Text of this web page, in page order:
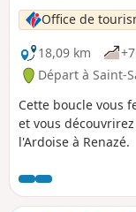
Office de
18,09 km
Départ à Saint-
Cette boucle vous
et vous
l'Ardoise à Renazé.